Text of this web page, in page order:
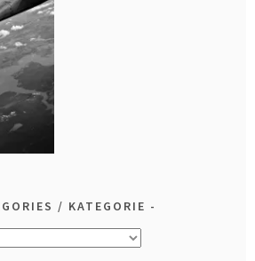
/ KATEGORIE